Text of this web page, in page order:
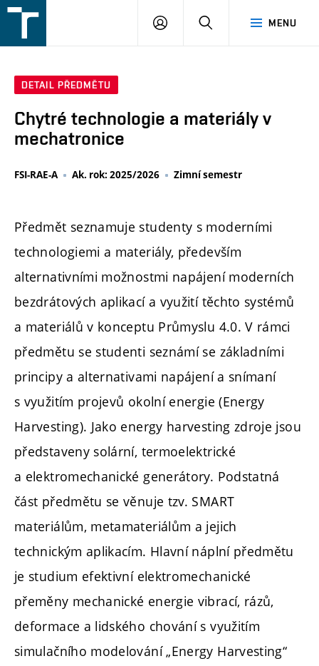
v
MENU
PŘIHLÁŠENÍ
DETAIL PŘEDMĚTU
Chytré technologie a materiály v
mechatronice
FSI-RAE-A Ak. rok: 2025/2026 Zimní semestr
Předmět seznamuje studenty s moderními
technologiemi a materiály, především
alternativními možnostmi napájení moderních
bezdrátových aplikací a využití těchto systémů
a materiálů v konceptu Průmyslu 4.0. V rámci
předmětu se studenti seznámí se základními
principy a alternativami napájení a snímaní
s využitím projevů okolní energie (Energy
Harvesting). Jako energy harvesting zdroje jsou
představeny solární, termoelektrické
a elektromechanické generátory. Podstatná
část předmětu se věnuje tzv. SMART
materiálům, metamateriálům a jejich
technickým aplikacím. Hlavní náplní předmětu
je studium efektivní elektromechanické
přeměny mechanické energie vibrací, rázů,
deformace a lidského chování s využitím
simulačního modelování „Energy Harvesting“